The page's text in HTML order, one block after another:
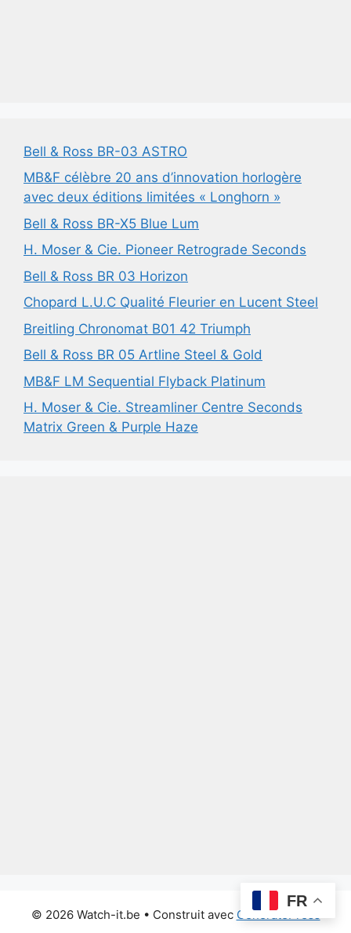
Bell & Ross BR-03 ASTRO
MB&F célèbre 20 ans d’innovation horlogère
avec deux éditions limitées « Longhorn »
Bell & Ross BR-X5 Blue Lum
H. Moser & Cie. Pioneer Retrograde Seconds
Bell & Ross BR 03 Horizon
Chopard L.U.C Qualité Fleurier en Lucent Steel
Breitling Chronomat B01 42 Triumph
Bell & Ross BR 05 Artline Steel & Gold
MB&F LM Sequential Flyback Platinum
H. Moser & Cie. Streamliner Centre Seconds
Matrix Green & Purple Haze
© 2026 Watch-it.be • Construit avec GeneratePress
FR